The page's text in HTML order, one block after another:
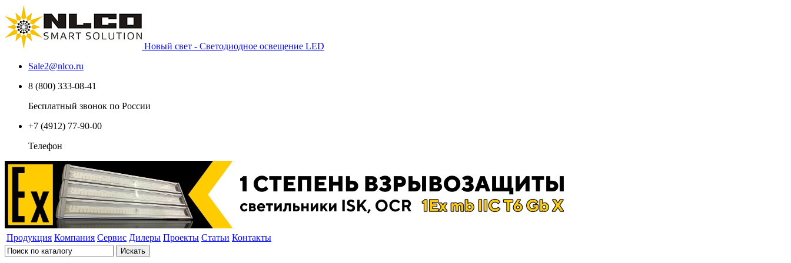
Новый свет - Светодиодное освещение LED
Sale2@nlco.ru
8 (800) 333-08-41
Бесплатный звонок по России
+7 (4912) 77-90-00
Телефон
Продукция Компания Сервис Дилеры Проекты Статьи Контакты